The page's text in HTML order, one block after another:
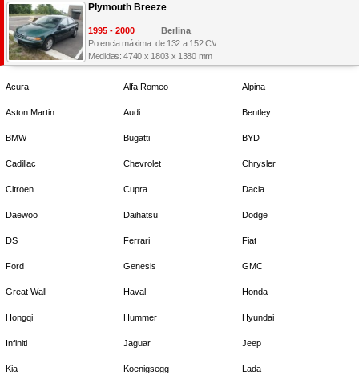
Plymouth Breeze
1995 - 2000
Berlina
Potencia máxima: de 132 a 152 CV
Medidas: 4740 x 1803 x 1380 mm
Acura Alfa Romeo Alpina
Aston Martin Audi Bentley
BMW Bugatti BYD
Cadillac Chevrolet Chrysler
Citroen Cupra Dacia
Daewoo Daihatsu Dodge
DS Ferrari Fiat
Ford Genesis GMC
Great Wall Haval Honda
Hongqi Hummer Hyundai
Infiniti Jaguar Jeep
Kia Koenigsegg Lada